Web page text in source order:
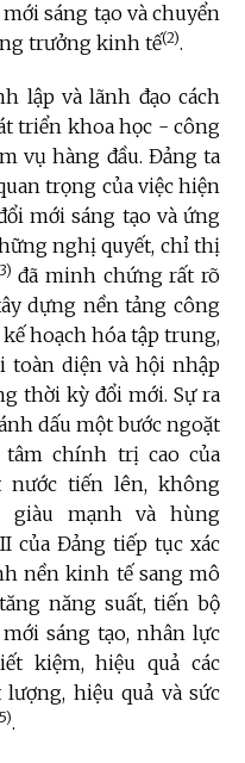
sáng tạo và chuyển
trưởng kinh tế(2).
lập và lãnh đạo cách
triển khoa học - công
vụ hàng đầu. Đảng ta
trọng của việc hiện
mới sáng tạo và ứng
nghị quyết, chỉ thị
đã minh chứng rất rõ
dựng nền tảng công
hoạch hóa tập trung,
toàn diện và hội nhập
thời kỳ đổi mới. Sự ra
dấu một bước ngoặt
tâm chính trị cao của
nước tiến lên, không
mạnh và hùng
của Đảng tiếp tục xác
nền kinh tế sang mô
năng suất, tiến bộ
sáng tạo, nhân lực
kiệm, hiệu quả các
hiệu quả và sức
5).